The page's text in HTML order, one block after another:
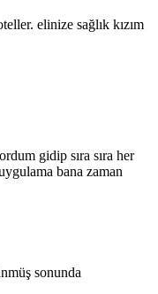
elinize sağlık kızım
gidip sıra sıra her
bana zaman
sonunda